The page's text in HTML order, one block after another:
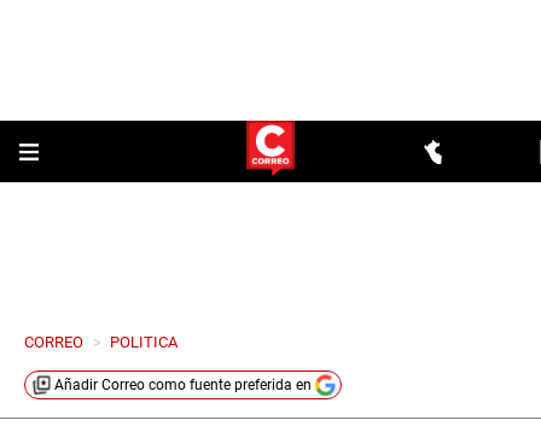
CORREO > POLITICA
Añadir Correo como fuente preferida en